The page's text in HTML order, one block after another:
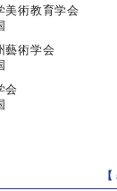
美術教育学会
藝術学会
会